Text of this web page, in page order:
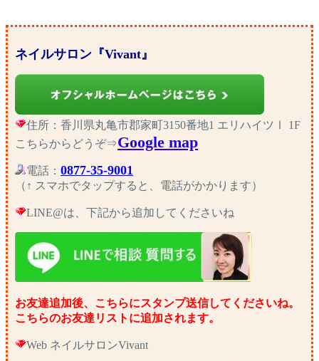
ネイルサロン『Vivant』
住所：香川県丸亀市郡家町3150番地1 エリハイツⅠ 1F
こちらからどうぞ⇒Google map
電話： 0877-35-9001
（↑ スマホでタップすると、電話がかかります）
LINE@は、下記から追加してくださいね
お友達追加後、こちらにスタンプ送信してくださいね。
こちらのお友達リストに追加されます。
Web ネイルサロンVivant